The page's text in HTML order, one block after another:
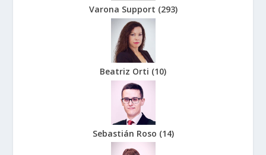
Varona Support (293)
Beatriz Orti (10)
Sebastián Roso (14)